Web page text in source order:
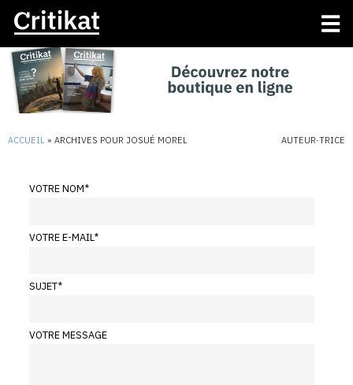
ACCUEIL » ARCHIVES POUR JOSUÉ MOREL AUTEUR·TRICE
VOTRE NOM*
VOTRE E-MAIL*
SUJET*
VOTRE MESSAGE